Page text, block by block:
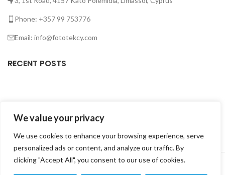
We value your privacy
We use cookies to enhance your browsing experience, serve
personalized ads or content, and analyze our traffic. By
clicking "Accept All", you consent to our use of cookies.
Phone: +357 99 753776
Email: info@fototekcy.com
RECENT POSTS
PRODUCT CATEGORIES
FOTOTEK 2026 CREATED BY DIGITAL MARKETING CITY